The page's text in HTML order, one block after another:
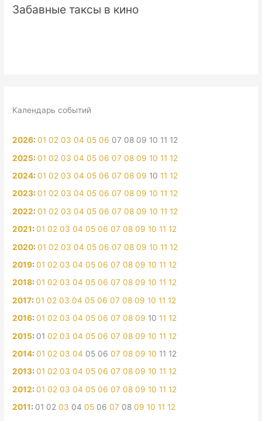
Забавные таксы в кино
Календарь событий
2026:01 02 03 04 05 06 07 08 09 10 11 12
2025:01 02 03 04 05 06 07 08 09 10 11 12
2024:01 02 03 04 05 06 07 08 09 10 11 12
2023:01 02 03 04 05 06 07 08 09 10 11 12
2022:01 02 03 04 05 06 07 08 09 10 11 12
2021:01 02 03 04 05 06 07 08 09 10 11 12
2020:01 02 03 04 05 06 07 08 09 10 11 12
2019:01 02 03 04 05 06 07 08 09 10 11 12
2018:01 02 03 04 05 06 07 08 09 10 11 12
2017:01 02 03 04 05 06 07 08 09 10 11 12
2016:01 02 03 04 05 06 07 08 09 10 11 12
2015: 01 02 03 04 05 06 07 08 09 10 11 12
2014:01 02 03 04 05 06 07 08 09 10 11 12
2013:01 02 03 04 05 06 07 08 09 10 11 12
2012:01 02 03 04 05 06 07 08 09 10 11 12
2011: 01 02 03 04 05 06 07 08 09 10 11 12